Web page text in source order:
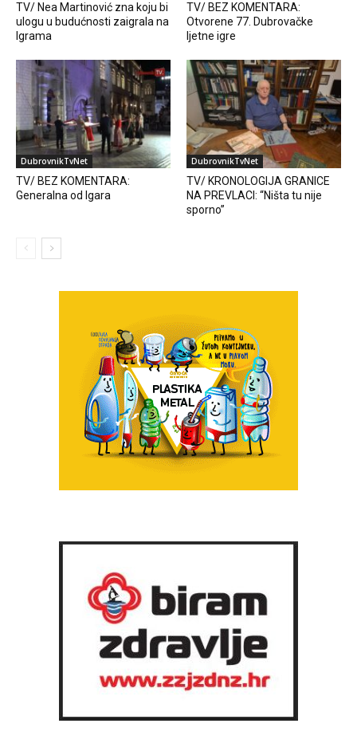
TV/ Nea Martinović zna koju bi
ulogu u budućnosti zaigrala na
Igrama
TV/ BEZ KOMENTARA:
Otvorene 77. Dubrovačke
ljetne igre
DubrovnikTvNet
TV/ BEZ KOMENTARA:
Generalna od Igara
DubrovnikTvNet
TV/ KRONOLOGIJA GRANICE
NA PREVLACI: “Ništa tu nije
sporno”